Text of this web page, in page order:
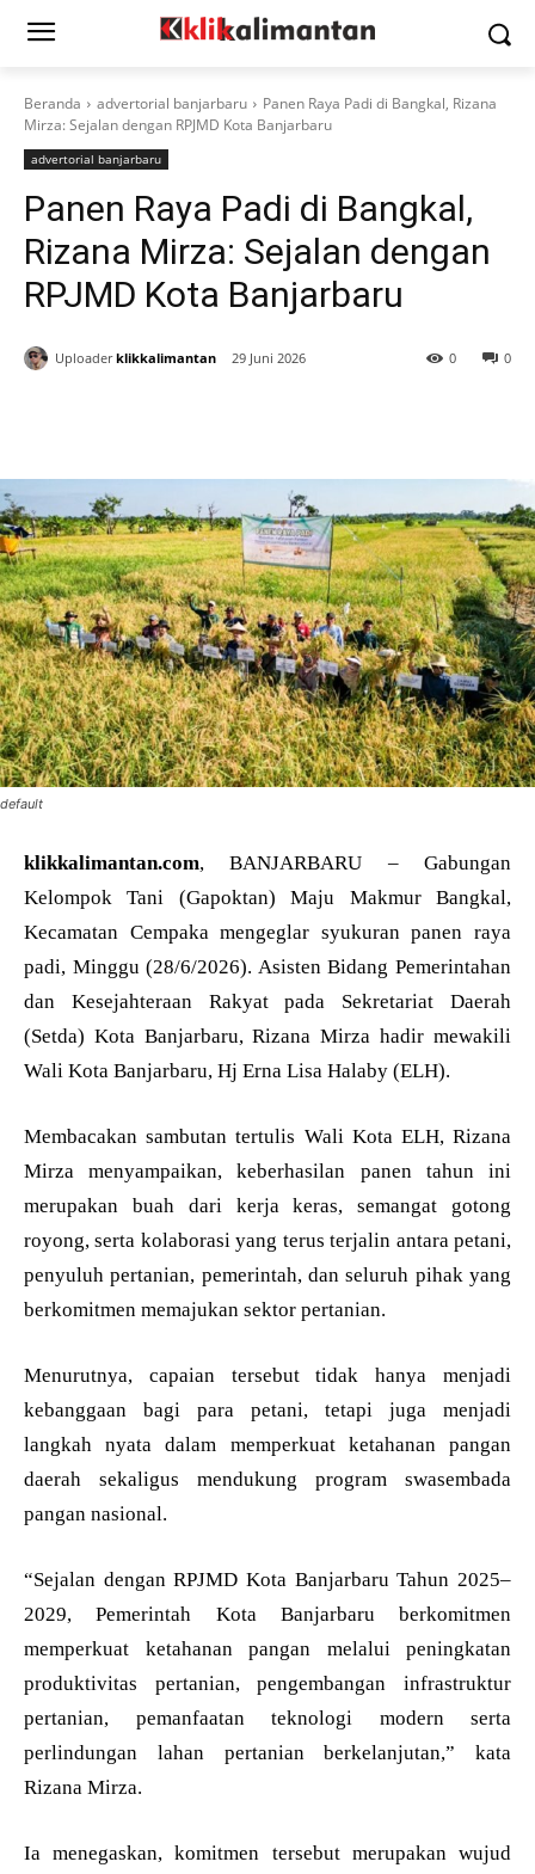
Beranda advertorial banjarbaru
Panen Raya Padi di Bangkal, Rizana
Mirza: Sejalan dengan RPJMD Kota Banjarbaru
advertorial banjarbaru
Panen Raya Padi di Bangkal,
Rizana Mirza: Sejalan dengan
RPJMD Kota Banjarbaru
Uploader klikkalimantan 29 Juni 2026 0
0
default
klikkalimantan.com, BANJARBARU – Gabungan
Kelompok Tani (Gapoktan) Maju Makmur Bangkal,
Kecamatan Cempaka mengeglar syukuran panen raya
padi, Minggu (28/6/2026). Asisten Bidang Pemerintahan
dan Kesejahteraan Rakyat pada Sekretariat Daerah
(Setda) Kota Banjarbaru, Rizana Mirza hadir mewakili
Wali Kota Banjarbaru, Hj Erna Lisa Halaby (ELH).
Membacakan sambutan tertulis Wali Kota ELH, Rizana
Mirza menyampaikan, keberhasilan panen tahun ini
merupakan buah dari kerja keras, semangat gotong
royong, serta kolaborasi yang terus terjalin antara petani,
penyuluh pertanian, pemerintah, dan seluruh pihak yang
berkomitmen memajukan sektor pertanian.
Menurutnya, capaian tersebut tidak hanya menjadi
kebanggaan bagi para petani, tetapi juga menjadi
langkah nyata dalam memperkuat ketahanan pangan
daerah sekaligus mendukung program swasembada
pangan nasional.
“Sejalan dengan RPJMD Kota Banjarbaru Tahun 2025–
2029, Pemerintah Kota Banjarbaru berkomitmen
memperkuat ketahanan pangan melalui peningkatan
produktivitas pertanian, pengembangan infrastruktur
pertanian, pemanfaatan teknologi modern serta
perlindungan lahan pertanian berkelanjutan,” kata
Rizana Mirza.
Ia menegaskan, komitmen tersebut merupakan wujud